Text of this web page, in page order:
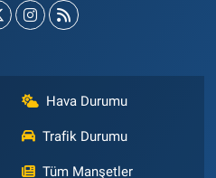
Hava Durumu
Trafik Durumu
Tüm Manşetler